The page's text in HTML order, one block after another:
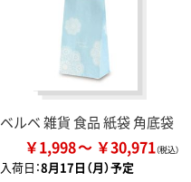
ベルベ 雑貨 食品 紙袋 角底袋
￥1,998 ￥30,971
入荷日：8月17日（月）予定